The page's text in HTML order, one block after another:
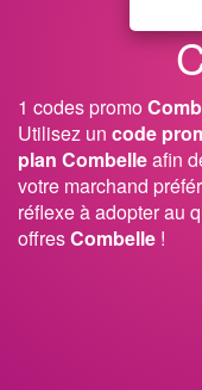
1 codes promo
Utilisez un code
plan Combelleafin
votre marchand
réflexe à adopter au
offresCombelle !